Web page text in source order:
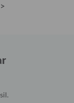
>